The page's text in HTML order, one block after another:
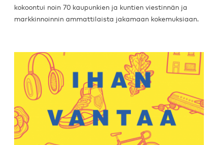
kokoontui noin 70 kaupunkien ja kuntien viestinnän ja
markkinnoinnin ammattilaista jakamaan kokemuksiaan.